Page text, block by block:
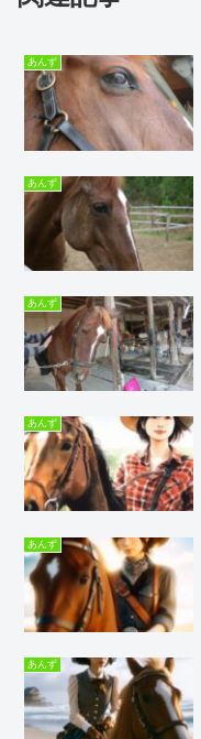
あんず
あんず
あんず
あんず
あんず
あんず